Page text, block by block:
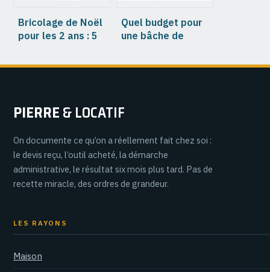
Bricolage de Noël
pour les 2 ans : 5
sans ciseaux ni
Quel budget pour
une bâche de
au m², grammages
PIERRE& LOCATIF
On documente ce qu’on a réellement fait chez soi :
le devis reçu, l’outil acheté, la démarche
administrative, le résultat six mois plus tard. Pas de
recette miracle, des ordres de grandeur.
LES RAYONS
Maison